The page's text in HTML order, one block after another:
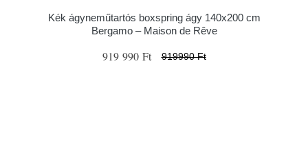
Kék ágyneműtartós boxspring ágy 140x200 cm
Bergamo – Maison de Rêve
919 990 Ft 919990 Ft